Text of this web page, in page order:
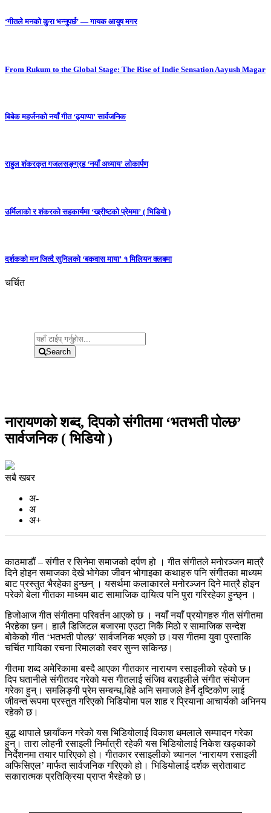
‘गीतले मनको कुरा भन्नुपर्छ’ — गायक आयुष मगर
From Rukum to the Global Stage: The Rise of Indie Sensation Aayush Magar
बिबेक महर्जनको नयाँ गीत ‘ढ्याप्पा’ सार्वजनिक
राहुल शंकरकृत गजलसङ्ग्रह ‘नयाँ अध्याय’ लोकार्पण
उर्मिलाको र शंकरको सहकार्यमा ‘ख्रीष्टको प्रेममा’ ( भिडियो )
दर्शकको मन जित्दै सुनिलको ‘बकवास माया’ १ मिलियन क्लबमा
चर्चित
Search
नारायणको शब्द, दिपको संगीतमा ‘भतभती पोल्छ’
सार्वजनिक ( भिडियो )
सबै खबर
अ-
अ
अ+
काठमाडौं – संगीत र सिनेमा समाजको दर्पण हो । गीत संगीतले मनोरञ्जन मात्रै
दिने होइन समाजका देखे भोगेका जीवन भोगाइका कथाहरु पनि संगीतका माध्यम
बाट प्रस्तुत भैरहेका हुन्छन् । यसर्थमा कलाकारले मनोरञ्जन दिने मात्रै होइन
परेको बेला गीतका माध्यम बाट सामाजिक दायित्व पनि पुरा गरिरहेका हुन्छ्न ।
हिजोआज गीत संगीतमा परिवर्तन आएको छ । नयाँ नयाँ प्रयोगहरु गीत संगीतमा
भैरहेका छन। हालै डिजिटल बजारमा एउटा निकै मिठो र सामाजिक सन्देश
बोकेको गीत ‘भतभती पोल्छ’ सार्वजनिक भएको छ।यस गीतमा युवा पुस्ताकि
चर्चित गायिका रचना रिमालको स्वर सुन्न सकिन्छ।
गीतमा शब्द अमेरिकामा बस्दै आएका गीतकार नारायण रसाइलीको रहेको छ।
दिप घतानीले संगीतवद्द गरेको यस गीतलाई संजिव बराइलीले संगीत संयोजन
गरेका हुन्। समलिङ्गी प्रेम सम्बन्ध,बिहे अनि समाजले हेर्ने दृष्टिकोण लाई
जीवन्त रूपमा प्रस्तुत गरिएको भिडियोमा पल शाह र प्रियाना आचार्यको अभिनय
रहेको छ।
बुद्ध थापाले छायाँकन गरेको यस भिडियोलाई विकाश धमलाले सम्पादन गरेका
हुन्। तारा लोहनी रसाइली निर्मात्री रहेकी यस भिडियोलाई निकेश खड्काको
निर्देशनमा तयार पारिएको हो। गीतकार रसाइलीको च्यानल ‘नारायण रसाइली
अफिसिएल’ मार्फत सार्वजनिक गरिएको हो। भिडियोलाई दर्शक स्रोताबाट
सकारात्मक प्रतिक्रिया प्राप्त भैरहेको छ।